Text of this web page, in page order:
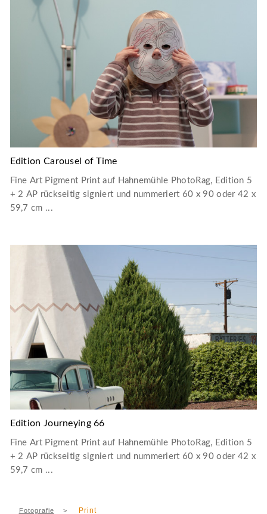
Edition Carousel of Time
Fine Art Pigment Print auf Hahnemühle PhotoRag, Edition 5
+ 2 AP rückseitig signiert und nummeriert 60 x 90 oder 42 x
59,7 cm ...
Edition Journeying 66
Fine Art Pigment Print auf Hahnemühle PhotoRag, Edition 5
+ 2 AP rückseitig signiert und nummeriert 60 x 90 oder 42 x
59,7 cm ...
Fotografie > Print